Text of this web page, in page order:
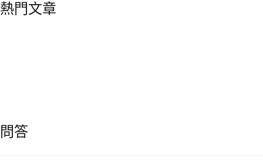
熱門文章
問答